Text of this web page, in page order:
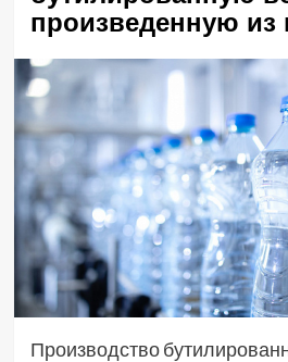
произведенную из
Производство